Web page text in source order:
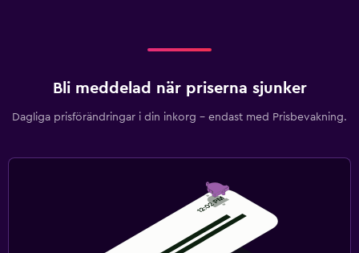
Fax/kopieringsmöjligheter
Skrivbord
Familjevänligt
Bli meddelad när priserna sjunker
Dagliga prisförändringar i din inkorg – endast med Prisbevakning.